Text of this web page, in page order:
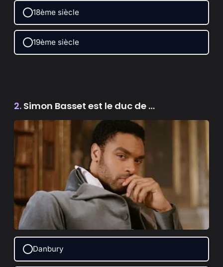
18ème siècle
19ème siècle
2. Simon Basset est le duc de …
Danbury